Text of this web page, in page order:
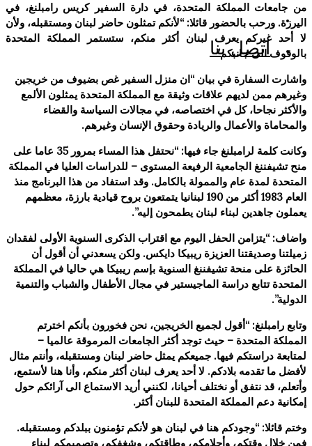
اتصل بنا
من جامعات المملكة المتحدة، في دارة السفير كريس رامبلنغ، في
اليرزة. ورحب بالحضور قائلا: “لأنكم تمثلون حاضر لبنان ومستقبله، ولأن
لا أحد غيركم يعرف لبنان أكثر منكم، ستستمر المملكة المتحدة
بالوقوف الى جانبكم”
واشارت السفارة في بيان “ان منزل السفير غص بضيوف من خريجين
وغيرهم ممن لديهم علاقات وثيقة مع المملكة المتحدة يمثلون الألمع
والأكثر نجاحا، كل في اختصاصه، في مجالات السياسة والقضاء
والمحاماة والأعمال والريادة وحقوق الإنسان وغيرهم.
وكانت كلمة لرامبلنغ جاء فيها: “نحتفل هذا المساء بمرور 35 عاما على
منح تشيفننغ الجامعية الرفيعة المستوى – للدراسات العليا في المملكة
المتحدة لمدة عام والممولة بالكامل. وقد استفاد من هذا البرنامج منذ
العام 1983 أكثر من 190 لبنانيا يتمتعون بروح قيادية بارزة، معظمهم
يعملون جاهدين لبناء لبنان يطمحون إليه”.
واضاف: “يتزامن الحفل اليوم مع اقتراب الذكرى السنوية الأولى لفقدان
زميلتنا وصديقتنا العزيزة ريبيكا دايكس. ولكن يسعدني أن أقول أن
الحائزة على منحة تشيفننغ السنوية بإسم ريبيكا هي حاليا في المملكة
المتحدة تتابع دراسة الماجيستير في مجال الأطفال والشباب والتنمية
الدولية”.
وتابع رامبلنغ: “أقول لجميع الخريجين، نحن فخورون بأنكم اخترتم
المملكة المتحدة – حيث توجد أكثر الجامعات المرموقة عالميا –
لمتابعة دراستكم فيها. جميعكم يمثل حاضر لبنان ومستقبله، وأنتم مثال
لأفضل ما تقدمه بلادكم. لا أحد يعرف لبنان أكثر منكم، وأنا هنا لأستمع،
وأتعلم، قد نتفق أو نختلف أحيانا، لكنني أريد الاستماع الى آرائكم حول
إمكانية دعم المملكة المتحدة للبنان أكثر.
وختم قائلا: “وجودكم هنا في لبنان هو لأنكم تؤمنون ببلدكم ومستقبله.
فمن خلال وقتكم، وأحلامكم، وطاقتكم، وشغفكم، وتصميمكم لبناء